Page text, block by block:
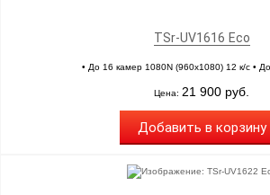
TSr-UV1616 Eco
• До 16 камер 1080N (960х1080) 12 к/с •
Цена: 21 900 руб.
Добавить в корзину